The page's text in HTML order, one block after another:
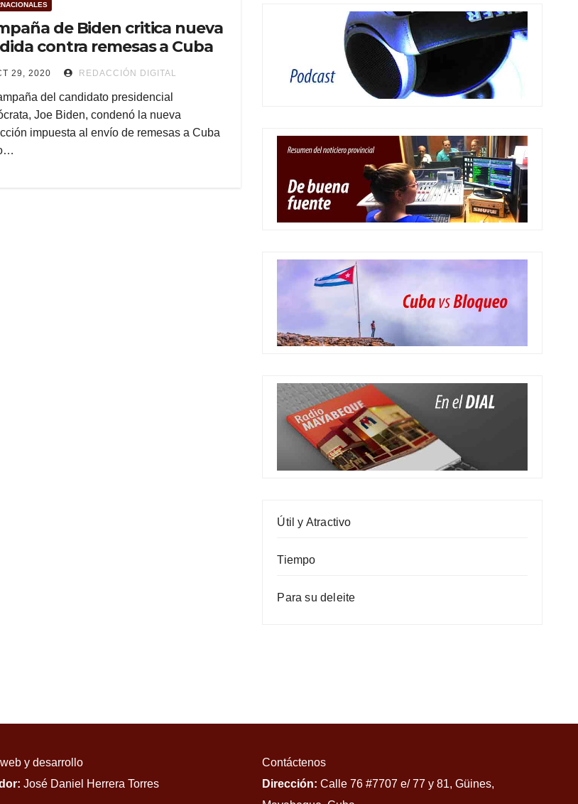
de Biden critica nueva
contra remesas a Cuba
29, 2020 REDACCIÓN DIGITAL
del candidato presidencial
Joe Biden, condenó la nueva
impuesta al envío de remesas a Cuba
Útil y Atractivo
Tiempo
Para su deleite
y desarrollo
José Daniel Herrera Torres
Contáctenos
Dirección: Calle 76 #7707 e/ 77 y 81, Güines,